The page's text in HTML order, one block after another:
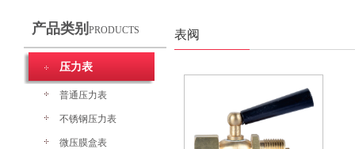
产品类别 PRODUCTS
压力表
普通压力表
不锈钢压力表
微压膜盒表
表阀